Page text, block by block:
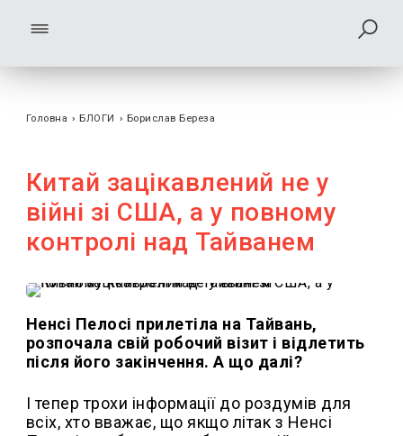
Головна › БЛОГИ › Борислав Береза
Китай зацікавлений не у
війні зі США, а у повному
контролі над Тайванем
Ненсі Пелосі прилетіла на Тайвань,
розпочала свій робочий візит і відлетить
після його закінчення. А що далі?
І тепер трохи інформації до роздумів для
всіх, хто вважає, що якщо літак з Ненсі